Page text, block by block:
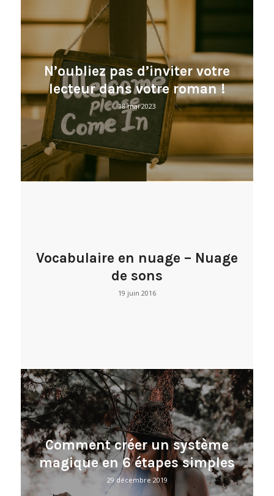
N’oubliez pas d’inviter votre
lecteur dans votre roman !
18 mai 2023
Vocabulaire en nuage – Nuage
de sons
19 juin 2016
Comment créer un système
magique en 6 étapes simples
29 décembre 2019